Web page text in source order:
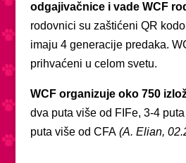
odgajivačnice i vade WCF
rodovnici su zaštićeni QR
imaju 4 generacije predaka.
prihvaćeni u celom svetu.
WCF organizuje oko 750
dva puta više od FIFe, 3-4
puta više od CFA (A. Elian,